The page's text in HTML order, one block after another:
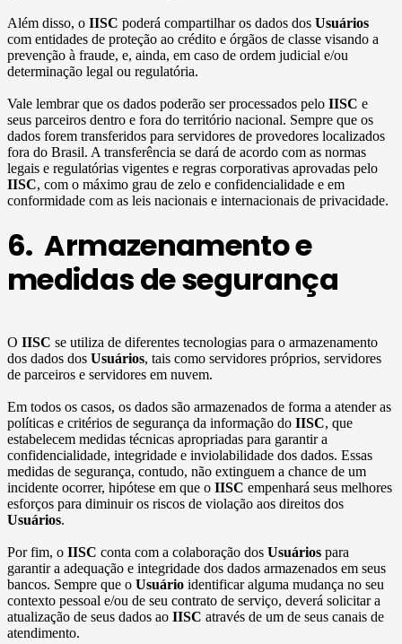
Além disso, o IISC poderá compartilhar os dados dos Usuários
com entidades de proteção ao crédito e órgãos de classe visando a
prevenção à fraude, e, ainda, em caso de ordem judicial e/ou
determinação legal ou regulatória.
Vale lembrar que os dados poderão ser processados pelo IISC e
seus parceiros dentro e fora do território nacional. Sempre que os
dados forem transferidos para servidores de provedores localizados
fora do Brasil. A transferência se dará de acordo com as normas
legais e regulatórias vigentes e regras corporativas aprovadas pelo
IISC, com o máximo grau de zelo e confidencialidade e em
conformidade com as leis nacionais e internacionais de privacidade.
6. Armazenamento e
medidas de segurança
O IISC se utiliza de diferentes tecnologias para o armazenamento
dos dados dos Usuários, tais como servidores próprios, servidores
de parceiros e servidores em nuvem.
Em todos os casos, os dados são armazenados de forma a atender as
políticas e critérios de segurança da informação do IISC, que
estabelecem medidas técnicas apropriadas para garantir a
confidencialidade, integridade e inviolabilidade dos dados. Essas
medidas de segurança, contudo, não extinguem a chance de um
incidente ocorrer, hipótese em que o IISC empenhará seus melhores
esforços para diminuir os riscos de violação aos direitos dos
Usuários.
Por fim, o IISC conta com a colaboração dos Usuários para
garantir a adequação e integridade dos dados armazenados em seus
bancos. Sempre que o Usuário identificar alguma mudança no seu
contexto pessoal e/ou de seu contrato de serviço, deverá solicitar a
atualização de seus dados ao IISC através de um de seus canais de
atendimento.